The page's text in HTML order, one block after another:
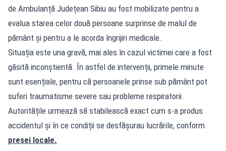
de Ambulanță Județean Sibiu au fost mobilizate pentru a
evalua starea celor două persoane surprinse de malul de
pământ și pentru a le acorda îngrijiri medicale.
Situația este una gravă, mai ales în cazul victimei care a fost
găsită inconștientă. În astfel de intervenții, primele minute
sunt esențiale, pentru că persoanele prinse sub pământ pot
suferi traumatisme severe sau probleme respiratorii.
Autoritățile urmează să stabilească exact cum s-a produs
accidentul și în ce condiții se desfășurau lucrările, conform
presei locale.